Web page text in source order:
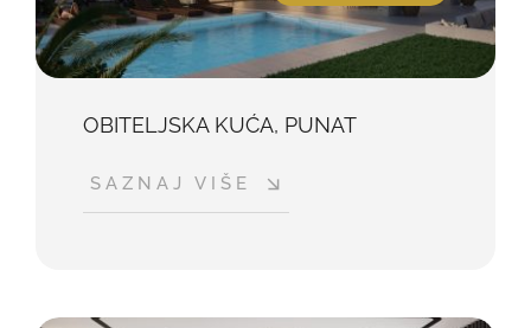
OBITELJSKA KUĆA, PUNAT
SAZNAJ VIŠE